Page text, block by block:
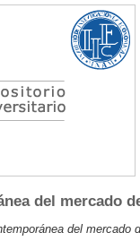
del mercado
del mercado